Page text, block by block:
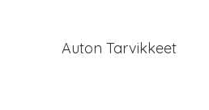
Auton Tarvikkeet